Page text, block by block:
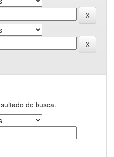
de busca.